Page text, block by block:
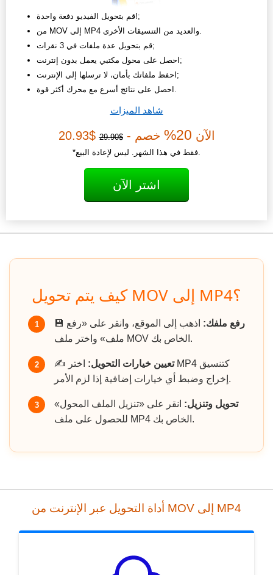
قم بتحويل الفيديو دفعة واحدة!;
من MOV إلى MP4 والعديد من التنسيقات الأخرى.
قم بتحويل عدة ملفات في 3 نقرات;
احصل على محول مكتبي يعمل بدون إنترنت;
احفظ ملفاتك بأمان، لا ترسلها إلى الإنترنت;
احصل على نتائج أسرع مع محرك أكثر قوة.
شاهد الميزات
الآن 20% خصم -$29.90
$20.93
*فقط في هذا الشهر. ليس لإعادة البيع.
اشتر الآن
كيف يتم تحويل MOV إلى MP4؟
1 💾 رفع ملفك: اذهب إلى الموقع، وانقر على «رفع
ملف» واختر ملف MOV الخاص بك.
2 ✍️ تعيين خيارات التحويل: اختر MP4 كتنسيق
إخراج وضبط أي خيارات إضافية إذا لزم الأمر.
3 تحويل وتنزيل: انقر على «تنزيل الملف المحول»
للحصول على ملف MP4 الخاص بك.
أداة التحويل عبر الإنترنت من MOV إلى MP4